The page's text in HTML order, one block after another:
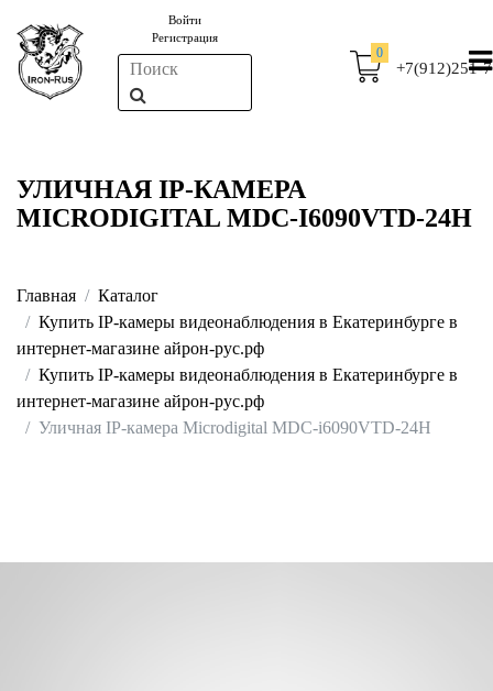
Войти
Регистрация
0
+7(912)251-
УЛИЧНАЯ IP-КАМЕРА
MICRODIGITAL MDC-I6090VTD-24H
Главная
Каталог
Купить IP-камеры видеонаблюдения в Екатеринбурге в
интернет-магазине айрон-рус.рф
Купить IP-камеры видеонаблюдения в Екатеринбурге в
интернет-магазине айрон-рус.рф
Уличная IP-камера Microdigital MDC-i6090VTD-24H